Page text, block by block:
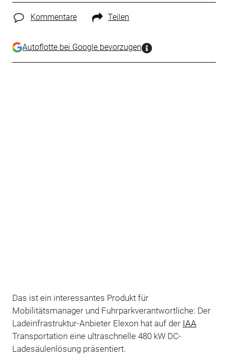
Kommentare Teilen
Autoflotte bei Google bevorzugen
Das ist ein interessantes Produkt für
Mobilitätsmanager und Fuhrparkverantwortliche: Der
Ladeinfrastruktur-Anbieter Elexon hat auf der IAA
Transportation eine ultraschnelle 480 kW DC-
Ladesäulenlösung präsentiert.